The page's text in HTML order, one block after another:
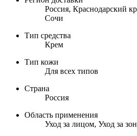
Россия, Краснодарский
Сочи
Тип средства
Крем
Тип кожи
Для всех типов
Страна
Россия
Область применения
Уход за лицом, Уход за